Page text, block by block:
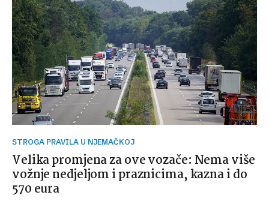
STROGA PRAVILA U NJEMAČKOJ
Velika promjena za ove vozače: Nema više
vožnje nedjeljom i praznicima, kazna i do
570 eura